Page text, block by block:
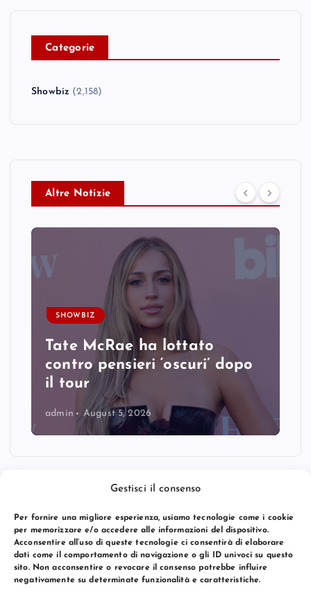
Gestisci il consenso
Per fornire una migliore esperienza, usiamo tecnologie come i cookie
per memorizzare e/o accedere alle informazioni del dispositivo.
Acconsentire all’uso di queste tecnologie ci consentirà di elaborare
dati come il comportamento di navigazione o gli ID univoci su questo
sito. Non acconsentire o revocare il consenso potrebbe influire
negativamente su determinate funzionalità e caratteristiche.
Categorie
Showbiz (2,158)
Altre Notizie
SHOWBIZ
Tate McRae ha lottato
contro pensieri ‘oscuri’ dopo
il tour
admin August 5, 2026